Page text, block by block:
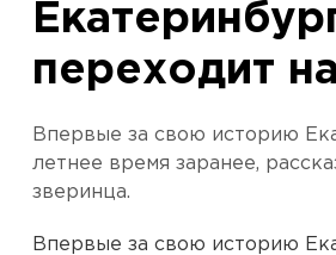
переходит
Впервые за свою историю
летнее время заранее,
зверинца.
Впервые за свою историю